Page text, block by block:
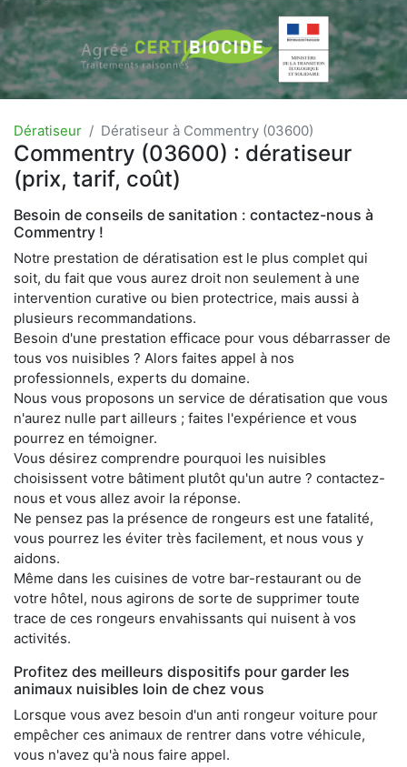
Dératiseur Dératiseur à Commentry (03600)
Commentry (03600) : dératiseur
(prix, tarif, coût)
Besoin de conseils de sanitation : contactez-nous à
Commentry !
Notre prestation de dératisation est le plus complet qui
soit, du fait que vous aurez droit non seulement à une
intervention curative ou bien protectrice, mais aussi à
plusieurs recommandations.
Besoin d'une prestation efficace pour vous débarrasser de
tous vos nuisibles ? Alors faites appel à nos
professionnels, experts du domaine.
Nous vous proposons un service de dératisation que vous
n'aurez nulle part ailleurs ; faites l'expérience et vous
pourrez en témoigner.
Vous désirez comprendre pourquoi les nuisibles
choisissent votre bâtiment plutôt qu'un autre ? contactez-
nous et vous allez avoir la réponse.
Ne pensez pas la présence de rongeurs est une fatalité,
vous pourrez les éviter très facilement, et nous vous y
aidons.
Même dans les cuisines de votre bar-restaurant ou de
votre hôtel, nous agirons de sorte de supprimer toute
trace de ces rongeurs envahissants qui nuisent à vos
activités.
Profitez des meilleurs dispositifs pour garder les
animaux nuisibles loin de chez vous
Lorsque vous avez besoin d'un anti rongeur voiture pour
empêcher ces animaux de rentrer dans votre véhicule,
vous n'avez qu'à nous faire appel.